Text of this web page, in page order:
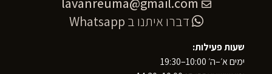
דברו איתנו ב Whatsapp
שעות פעילות:
ימים א׳–ה׳ 10:00–19:30